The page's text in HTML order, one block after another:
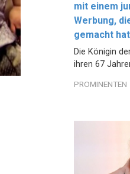
mit einem
Werbung,
gemacht hat
Die Königin
ihren 67
PROMINENTEN